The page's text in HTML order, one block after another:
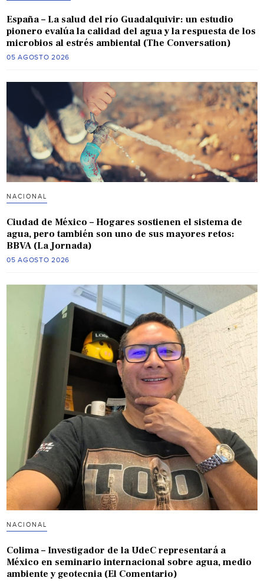
España – La salud del río Guadalquivir: un estudio
pionero evalúa la calidad del agua y la respuesta de los
microbios al estrés ambiental (The Conversation)
05 AGOSTO 2026
NACIONAL
Ciudad de México – Hogares sostienen el sistema de
agua, pero también son uno de sus mayores retos:
BBVA (La Jornada)
05 AGOSTO 2026
NACIONAL
Colima – Investigador de la UdeC representará a
México en seminario internacional sobre agua, medio
ambiente y geotecnia (El Comentario)